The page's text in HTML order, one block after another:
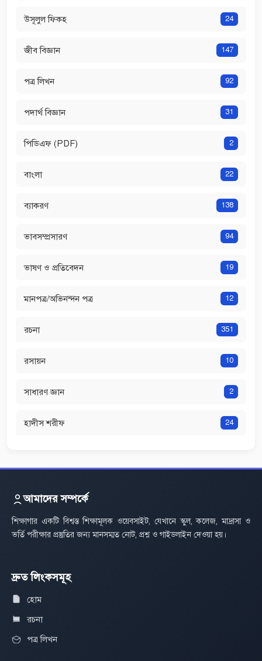
উসূলুল ফিকহ 24
জীব বিজ্ঞান 147
পত্র লিখন 92
পদার্থ বিজ্ঞান 31
পিডিএফ (PDF) 2
বাংলা 22
ব্যাকরণ 138
ভাবসম্প্রসারণ 94
ভাষণ ও প্রতিবেদন 19
মানপত্র/অভিনন্দন পত্র 12
রচনা 351
রসায়ন 10
সাধারণ জ্ঞান 2
হাদীস শরীফ 24
আমাদের সম্পর্কে
শিক্ষাগার একটি বিশ্বস্ত শিক্ষামূলক ওয়েবসাইট, যেখানে স্কুল, কলেজ, মাদ্রাসা ও
ভর্তি পরীক্ষার প্রস্তুতির জন্য মানসম্মত নোট, প্রশ্ন ও গাইডলাইন দেওয়া হয়।
দ্রুত লিংকসমূহ
হোম
রচনা
পত্র লিখন